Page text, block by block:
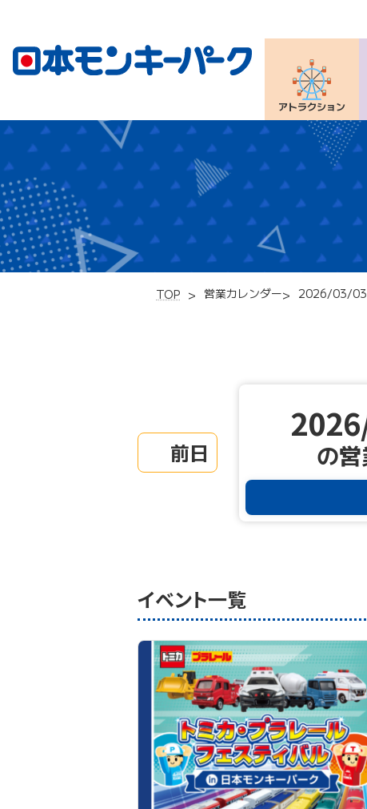
アトラクション
TOP 営業カレンダー 2026/03/03
前日 の
イベント一覧